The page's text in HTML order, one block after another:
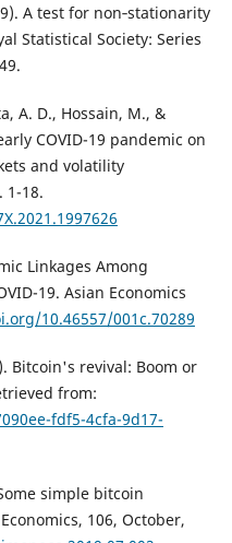
A test for non‐stationarity
Statistical Society: Series
A. D., Hossain, M., &
COVID-19 pandemic on
and volatility
1-18.
Linkages Among
19. Asian Economics
10.46557/001c.70289
Bitcoin's revival: Boom or
from:
fdf5-4cfa-9d17-
simple bitcoin
106, October,